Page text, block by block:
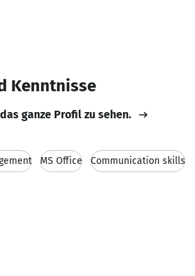
Kenntnisse
ganze Profil zu sehen.
MS Office Communication skills